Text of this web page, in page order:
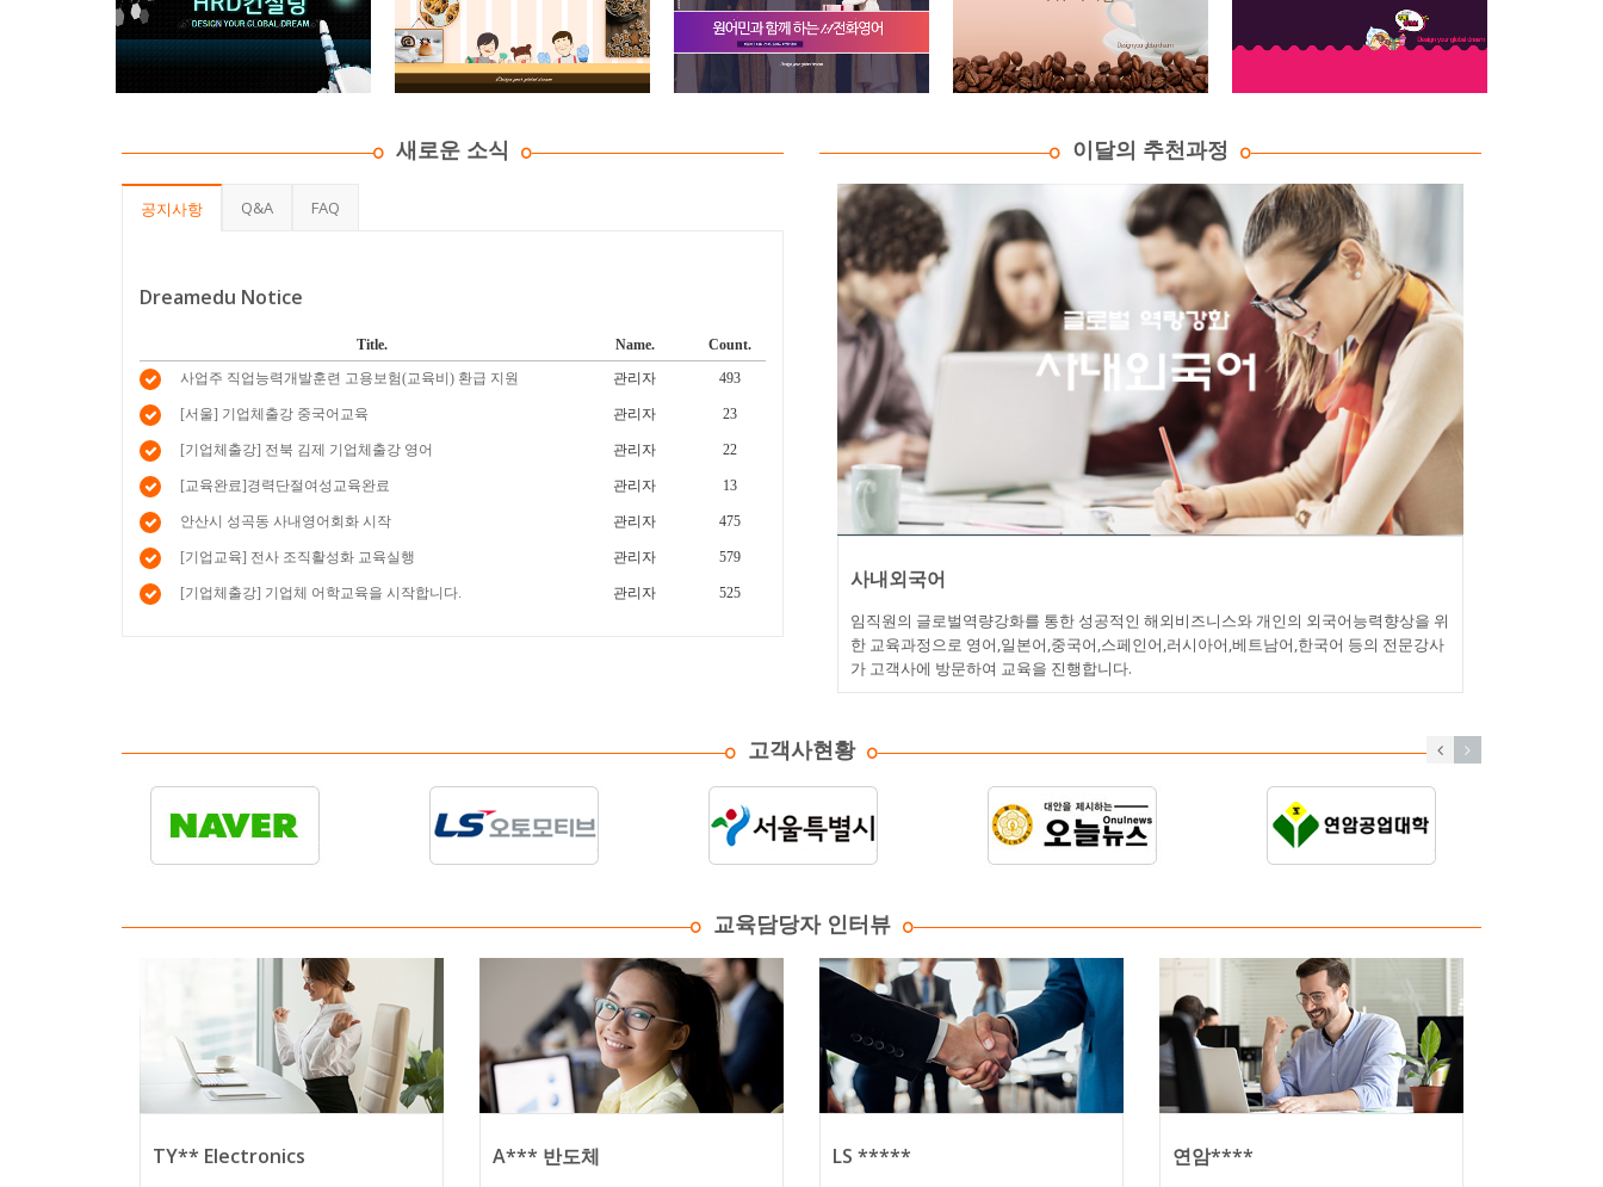
새로운 소식
공지사항 Q&A FAQ
Dreamedu Notice
Title. Name.
Count.
사업주 직업능력개발훈련 고용보험(교육비) 환급 지원
관리자 493
[서울] 기업체출강 중국어교육 관리자 23
[기업체출강] 전북 김제 기업체출강 영어 관리자 22
[교육완료]경력단절여성교육완료 관리자 13
안산시 성곡동 사내영어회화 시작 관리자 475
[기업교육] 전사 조직활성화 교육실행 관리자 579
[기업체출강] 기업체 어학교육을 시작합니다. 관리자 525
이달의 추천과정
사내외국어
임직원의 글로벌역량강화를 통한 성공적인 해외비즈니스와 개인의 외국어능력향상을 위
한 교육과정으로 영어,일본어,중국어,스페인어,러시아어,베트남어,한국어 등의 전문강사
가 고객사에 방문하여 교육을 진행합니다.
고객사현황
교육담당자 인터뷰
TY** Electronics A*** 반도체 LS ***** 연암****